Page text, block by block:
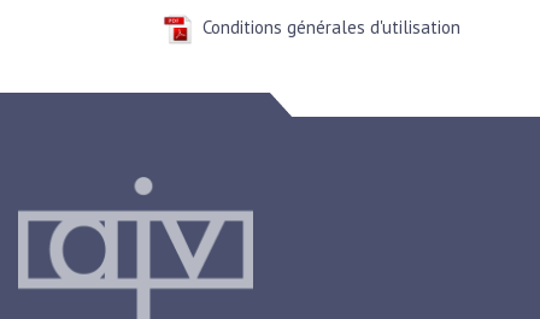
Conditions générales d'utilisation